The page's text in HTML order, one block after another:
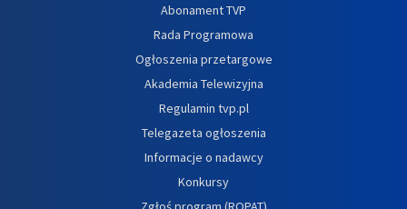
Abonament TVP
Rada Programowa
Ogłoszenia przetargowe
Akademia Telewizyjna
Regulamin tvp.pl
Telegazeta ogłoszenia
Informacje o nadawcy
Konkursy